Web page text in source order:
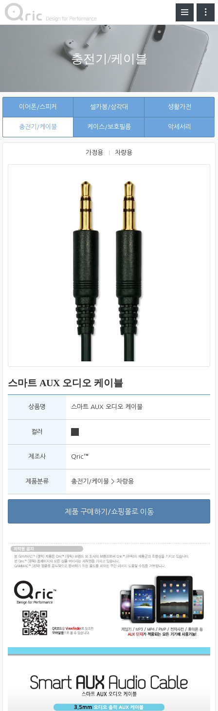
충전기/케이블
이어폰/스피커 셀카봉/삼각대 생활가전
충전기/케이블 케이스/보호필름 악세서리
가정용 차량용
스마트 AUX 오디오 케이블
상품명 스마트 AUX 오디오 케이블
컬러
제조사 Qric™
제품분류 충전기/케이블 > 차량용
제품 구매하기/쇼핑몰로 이동